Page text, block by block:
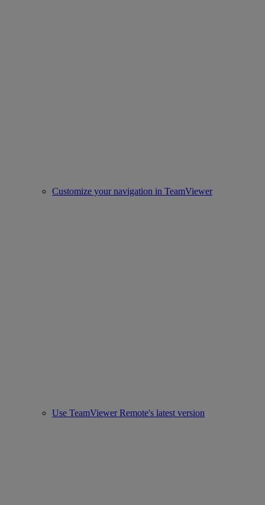
Customize your navigation in TeamViewer
Use TeamViewer Remote's latest version